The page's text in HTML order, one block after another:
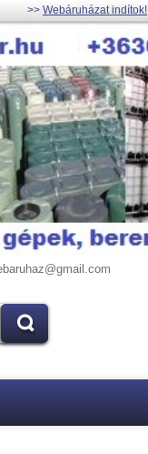
>> Webáruházat indítok!